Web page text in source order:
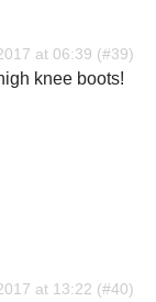
at 06:39
knee boots!
at 13:22